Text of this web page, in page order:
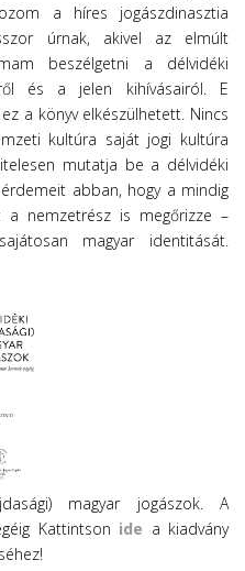
a híres jogászdinasztia
úrnak, akivel az elmúlt
beszélgetni a délvidéki
és a jelen kihívásairól. E
a könyv elkészülhetett. Nincs
kultúra saját jogi kultúra
mutatja be a délvidéki
abban, hogy a mindig
nemzetrész is megőrizze –
magyar identitását.
magyar jogászok. A
Kattintson ide a kiadvány